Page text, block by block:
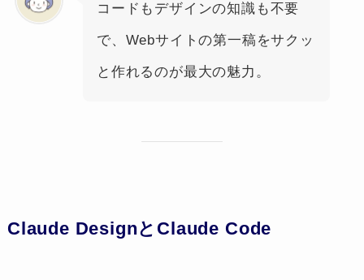
コードもデザインの知識も不要
で、Webサイトの第一稿をサクッ
と作れるのが最大の魅力。
Claude DesignとClaude Code